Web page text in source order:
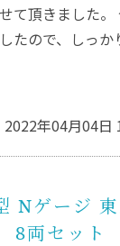
て頂きました
たので、しっ
2022年04月04日
Nゲージ
8両セット